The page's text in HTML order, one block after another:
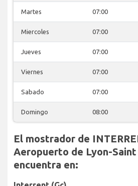
Martes 07:00
Miercoles 07:00
Jueves 07:00
Viernes 07:00
Sabado 07:00
Domingo 08:00
El mostrador de
Aeropuerto de Lyon-
se encuentra en: